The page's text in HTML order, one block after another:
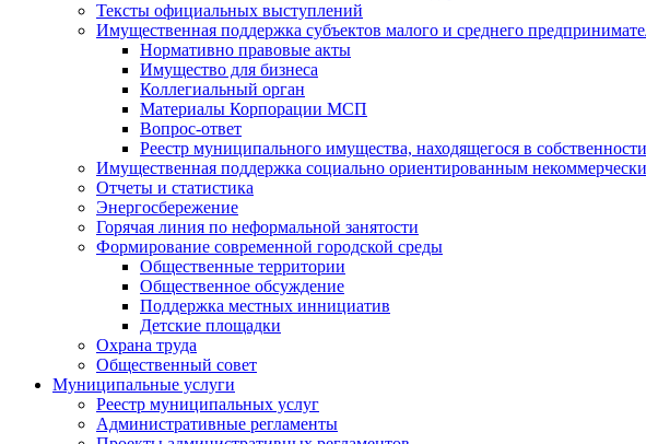
Тексты официальных выступлений
Имущественная поддержка субъектов малого и среднего
Нормативно правовые акты
Имущество для бизнеса
Коллегиальный орган
Материалы Корпорации МСП
Вопрос-ответ
Реестр муниципального имущества, находящегося в
Имущественная поддержка социально ориентированным
Отчеты и статистика
Энергосбережение
Горячая линия по неформальной занятости
Формирование современной городской среды
Общественные территории
Общественное обсуждение
Поддержка местных иннициатив
Детские площадки
Охрана труда
Общественный совет
Муниципальные услуги
Реестр муниципальных услуг
Административные регламенты